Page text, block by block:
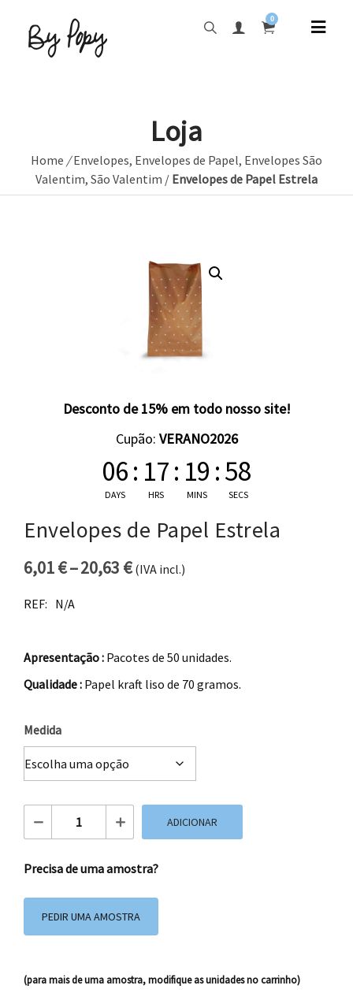
0
Loja
Home /Envelopes, Envelopes de Papel, Envelopes São
Valentim, São Valentim / Envelopes de Papel Estrela
Desconto de 15% em todo nosso site!
Cupão: VERANO2026
06
DAYS
: 17
HRS
: 19
MINS
:57
SECS
Envelopes de Papel Estrela
6,01€–20,63 €
Price range: 6,01 € through
(IVA incl.)
REF: N/A
Apresentação : Pacotes de 50 unidades.
Qualidade : Papel kraft liso de 70 gramos.
Medida
Quantidade de Envelopes de Papel Estrela
ADICIONAR
Precisa de uma amostra?
PEDIR UMA AMOSTRA
(para mais de uma amostra, modifique as unidades no carrinho)